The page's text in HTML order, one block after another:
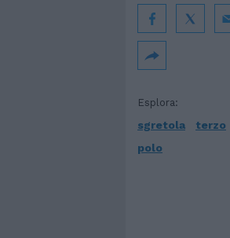
Esplora:
sgretola
terzo
polo